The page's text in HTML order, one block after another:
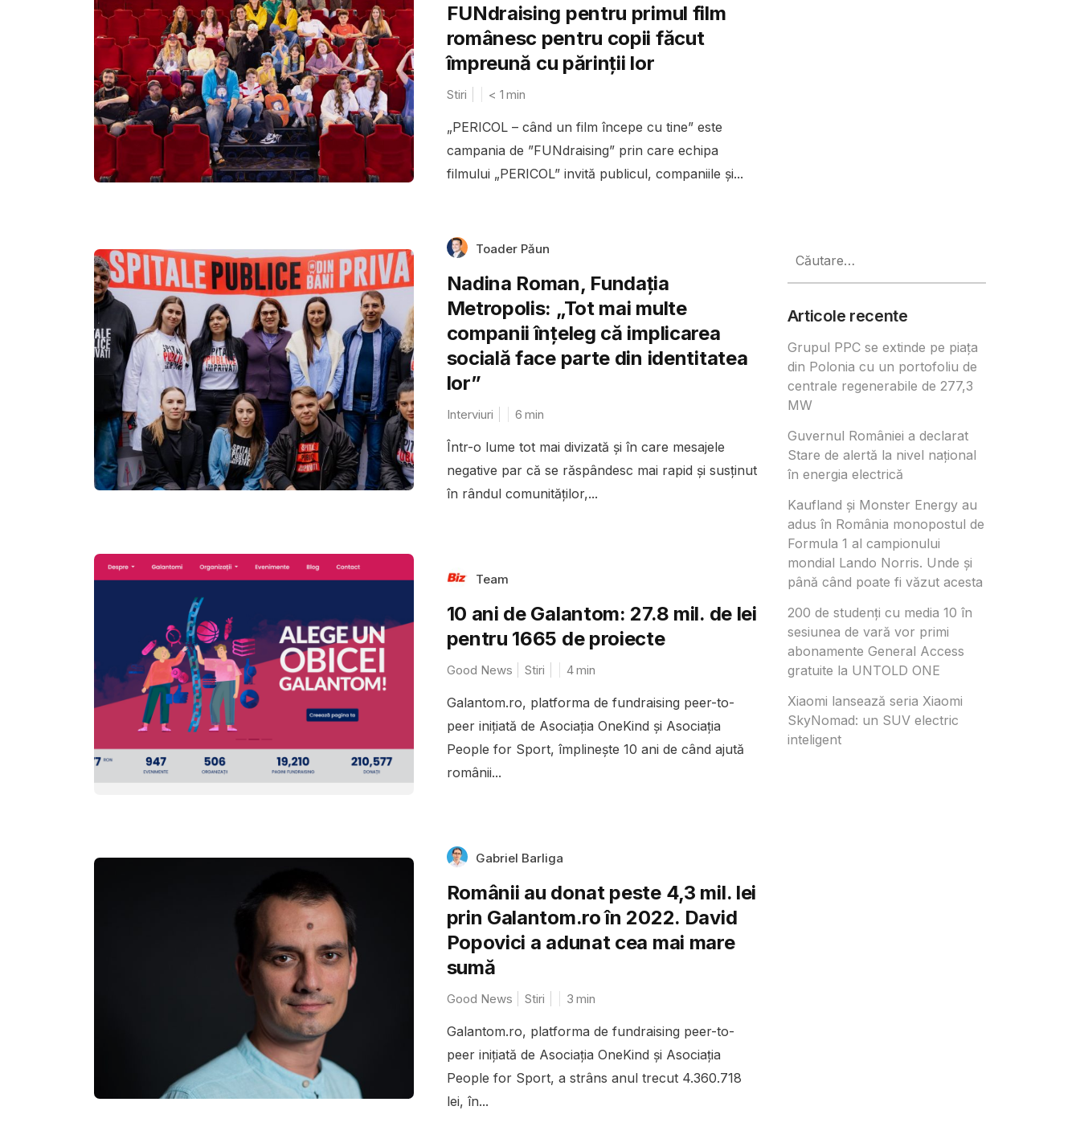
FUNdraising pentru primul film
românesc pentru copii făcut
împreună cu părinții lor
Stiri < 1 min
„PERICOL – când un film începe cu tine” este
campania de ”FUNdraising” prin care echipa
filmului „PERICOL” invită publicul, companiile și...
Toader Păun
Nadina Roman, Fundația
Metropolis: „Tot mai multe
companii înțeleg că implicarea
socială face parte din identitatea
lor”
Interviuri 6 min
Într-o lume tot mai divizată și în care mesajele
negative par că se răspândesc mai rapid și susținut
în rândul comunităților,...
Team
10 ani de Galantom: 27.8 mil. de lei
pentru 1665 de proiecte
Good News Stiri 4min
Galantom.ro, platforma de fundraising peer-to-
peer inițiată de Asociația OneKind și Asociația
People for Sport, împlinește 10 ani de când ajută
românii...
Gabriel Barliga
Românii au donat peste 4,3 mil. lei
prin Galantom.ro în 2022. David
Popovici a adunat cea mai mare
sumă
Good News Stiri 3 min
Galantom.ro, platforma de fundraising peer-to-
peer inițiată de Asociația OneKind și Asociația
People for Sport, a strâns anul trecut 4.360.718
lei, în...
după:
Articole recente
Grupul PPC se extinde pe piața
din Polonia cu un portofoliu de
centrale regenerabile de 277,3
MW
Guvernul României a declarat
Stare de alertă la nivel național
în energia electrică
Kaufland și Monster Energy au
adus în România monopostul de
Formula 1 al campionului
mondial Lando Norris. Unde și
până când poate fi văzut acesta
200 de studenți cu media 10 în
sesiunea de vară vor primi
abonamente General Access
gratuite la UNTOLD ONE
Xiaomi lansează seria Xiaomi
SkyNomad: un SUV electric
inteligent